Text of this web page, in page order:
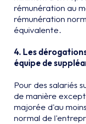
rémunération au
rémunération
équivalente.
4. Les
équipe de
Pour des salariés
de manière
majorée d'au
normal de